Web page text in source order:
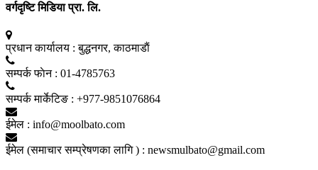
वर्गदृष्टि मिडिया प्रा. लि.
प्रधान कार्यालय : बुद्धनगर, काठमाडाैं
सम्पर्क फाेन : 01-4785763
सम्पर्क मार्केटिङ : +977-9851076864
ईमेल : info@moolbato.com
ईमेल (समाचार सम्प्रेषणका लागि ) : newsmulbato@gmail.com